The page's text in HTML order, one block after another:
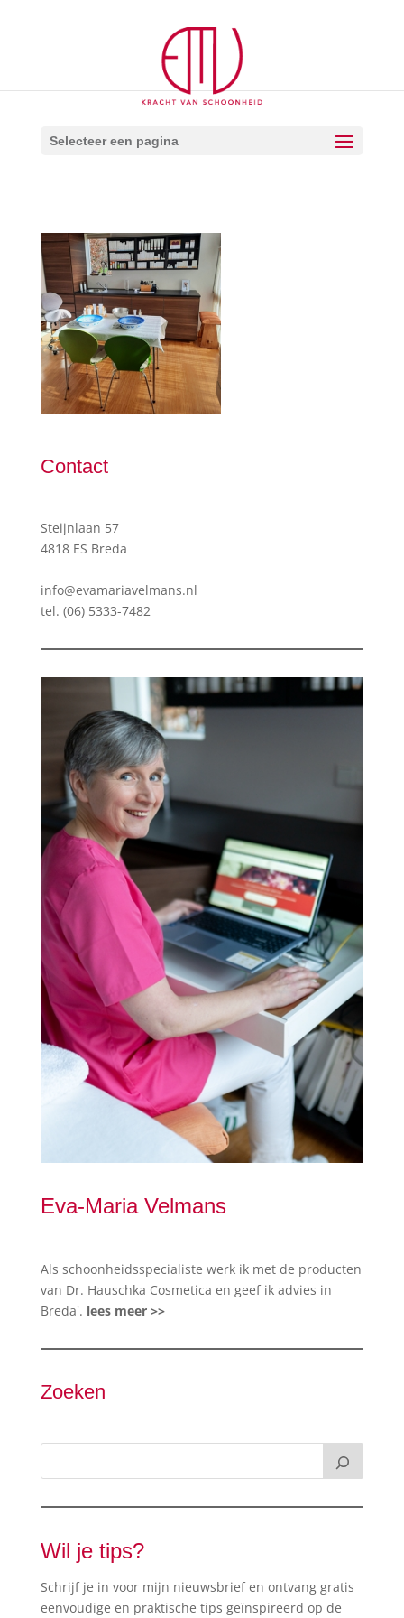
Selecteer een pagina
Contact
Steijnlaan 57
4818 ES Breda
info@evamariavelmans.nl
tel. (06) 5333-7482
Eva-Maria Velmans
Als schoonheidsspecialiste werk ik met de producten
van Dr. Hauschka Cosmetica en geef ik advies in
Breda'. lees meer >>
Zoeken
Wil je tips?
Schrijf je in voor mijn nieuwsbrief en ontvang gratis
eenvoudige en praktische tips geïnspireerd op de